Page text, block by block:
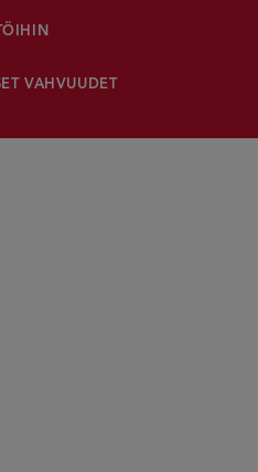
VAHVUUDET